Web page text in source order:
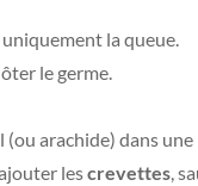
la queue.
le germe.
arachide) dans
lescrevettes,